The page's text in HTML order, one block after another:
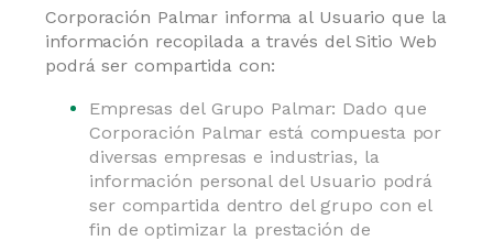
Corporación Palmar informa al Usuario que la
información recopilada a través del Sitio Web
podrá ser compartida con:
Empresas del Grupo Palmar: Dado que
Corporación Palmar está compuesta por
diversas empresas e industrias, la
información personal del Usuario podrá
ser compartida dentro del grupo con el
fin de optimizar la prestación de